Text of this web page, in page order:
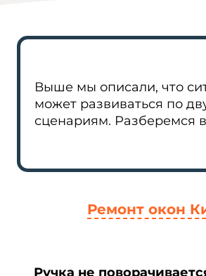
Выше мы описали, что
может развиваться по
сценариям. Разберемся
Ремонт окон
Ручка не